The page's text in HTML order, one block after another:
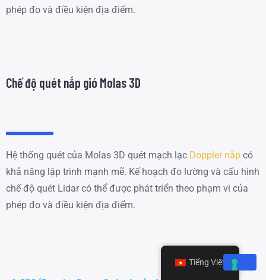
phép đo và điều kiện địa điểm.
Chế độ quét nắp gió Molas 3D
Hệ thống quét của Molas 3D quét mạch lạc Doppler nắp có
khả năng lập trình mạnh mẽ. Kế hoạch đo lường và cấu hình
chế độ quét Lidar có thể được phát triển theo phạm vi của
phép đo và điều kiện địa điểm.
Tiếng Việt